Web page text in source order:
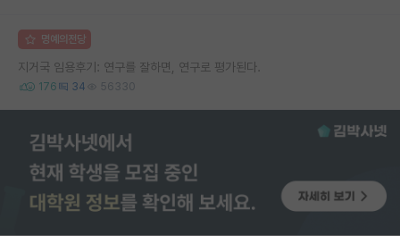
명예의전당
지거국 임용후기: 연구를 잘하면, 연구로 평가된다.
176 34 56330